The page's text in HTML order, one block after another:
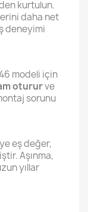
kurtulun.
daha net
deneyimi
modeli için
otururve
sorunu
eş değer,
Aşınma,
yıllar